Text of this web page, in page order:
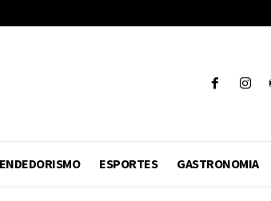
ESPORTES GASTRONOMIA